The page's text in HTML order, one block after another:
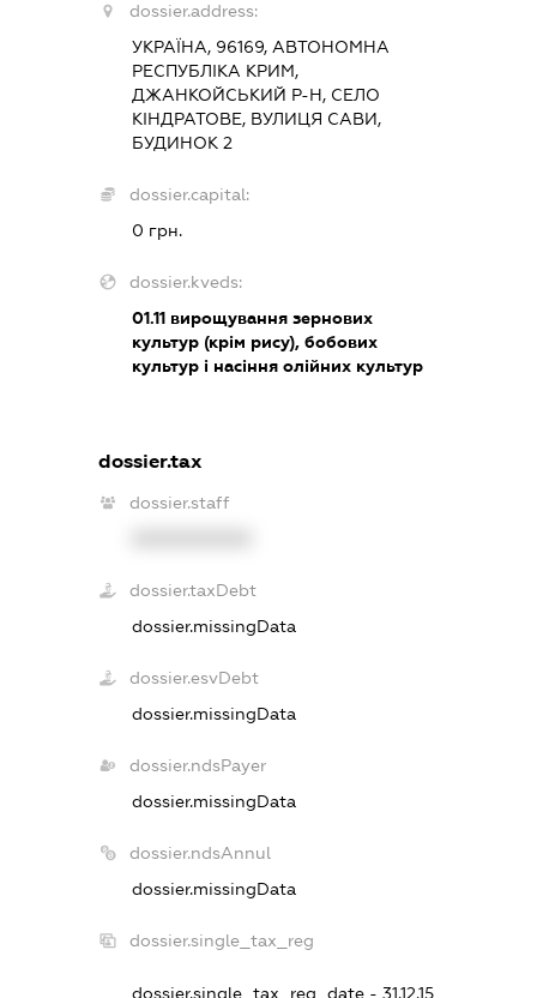
dossier.address:
УКРАЇНА, 96169, АВТОНОМНА
РЕСПУБЛІКА КРИМ,
ДЖАНКОЙСЬКИЙ Р-Н, СЕЛО
КІНДРАТОВЕ, ВУЛИЦЯ САВИ,
БУДИНОК 2
dossier.capital:
0 грн.
dossier.kveds:
01.11 вирощування зернових
культур (крім рису), бобових
культур і насіння олійних культур
dossier.tax
dossier.staff
dossier.taxDebt
dossier.missingData
dossier.esvDebt
dossier.missingData
dossier.ndsPayer
dossier.missingData
dossier.ndsAnnul
dossier.missingData
dossier.single_tax_reg
dossier.single_tax_reg_date - 31.12.15